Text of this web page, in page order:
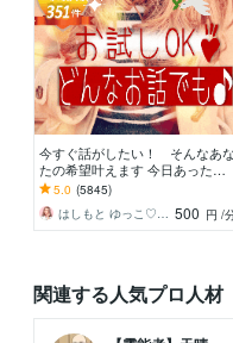
今すぐ話がしたい！ そんなあな
たの希望叶えます 今日あったこ
とから深刻な悩みまで☆何でも打
ち明けてください。
5.0 (5845)
はしもと ゆっこ♡救急こころの相談室 500 円 /
関連する人気プロ人材